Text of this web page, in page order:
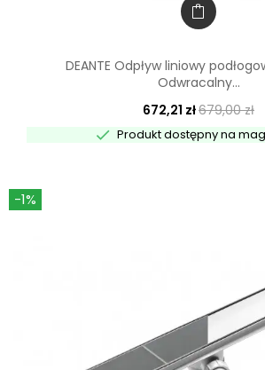
DEANTE Odpływ liniowy
Odwracalny...
672,21 zł679,00 zł
 Produkt dostępny na
-1%